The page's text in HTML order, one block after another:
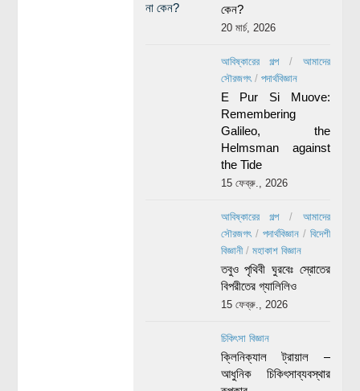
কেন?
20 মার্চ, 2026
আবিষ্কারের গল্প/ আমাদের
সৌরজগৎ/ পদার্থবিজ্ঞান
E Pur Si Muove:
Remembering
Galileo, the
Helmsman against
the Tide
15 ফেব্রু., 2026
আবিষ্কারের গল্প/ আমাদের
সৌরজগৎ/ পদার্থবিজ্ঞান/ বিদেশী
বিজ্ঞানী/ মহাকাশ বিজ্ঞান
তবুও পৃথিবী ঘুরবেঃ স্রোতের
বিপরীতের গ্যালিলিও
15 ফেব্রু., 2026
চিকিৎসা বিজ্ঞান
ক্লিনিক্যাল ট্রায়াল –
আধুনিক চিকিৎসাব্যবস্থার